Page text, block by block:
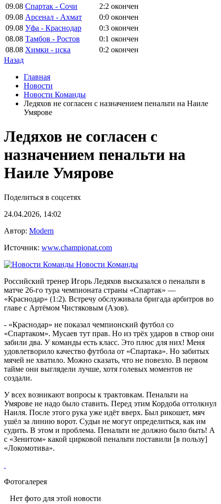
09.08 Спартак - Сочи 2:2 окончен
09.08 Арсенал - Ахмат 0:0 окончен
09.08 Уфа - Краснодар 0:3 окончен
08.08 Тамбов - Ростов 0:1 окончен
08.08 Химки - цска 0:2 окончен
Назад
Главная
Новости
Новости Команды
Ледяхов не согласен с назначением пенальти на Наиле
Умярове
Ледяхов не согласен с
назначением пенальти на
Наиле Умярове
Поделиться в соцсетях
24.04.2026, 14:02
Автор: Modern
Источник: www.championat.com
Новости Команды
Российский тренер Игорь Ледяхов высказался о пенальти в
матче 26-го тура чемпионата страны «Спартак» —
«Краснодар» (1:2). Встречу обслуживала бригада арбитров во
главе с Артёмом Чистяковым (Азов).
- «Краснодар» не показал чемпионский футбол со
«Спартаком». Мусаев тут прав. Но из трёх ударов в створ они
забили два. У команды есть класс. Это плюс для них! Меня
удовлетворило качество футбола от «Спартака». Но забитых
мячей не хватило. Можно сказать, что не повезло. В первом
тайме они выглядели лучше, хотя голевых моментов не
создали.
У всех возникают вопросы к трактовкам. Пенальти на
Умярове не надо было ставить. Перед этим Кордоба оттолкнул
Наиля. После этого рука уже идёт вверх. Был рикошет, мяч
ушёл за линию ворот. Судьи не могут определиться, как им
судить. В этом и проблема. Пенальти не должно было быть! А
с «Зенитом» какой цирковой пенальти поставили [в пользу]
«Локомотива».
Фотогалерея
Нет фото для этой новости